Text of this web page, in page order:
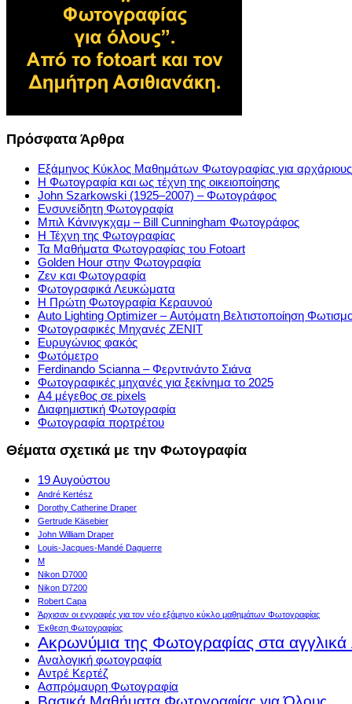
Πρόσφατα Άρθρα
Εξάμηνος Κύκλος Μαθημάτων Φωτογραφίας για αρχάριους
Η Φωτογραφία και ως τέχνη της οικειοποίησης
John Szarkowski (1925–2007) – Φωτογράφος
Ενσυνείδητη Φωτογραφία
Μπιλ Κάνινγκχαμ – Bill Cunningham Φωτογράφος
Η Τέχνη της Φωτογραφίας
Τα Μαθήματα Φωτογραφίας του Fotoart
Golden Hour στην Φωτογραφία
Ζεν και Φωτογραφία
Φωτογραφικά Λευκώματα
Η Πρώτη Φωτογραφία Κεραυνού
Auto Lighting Optimizer – Αυτόματη Βελτιστοποίηση
Φωτογραφικές Μηχανές ZENIT
Ευρυγώνιος φακός
Φωτόμετρο
Ferdinando Scianna – Φερντινάντο Σιάνα
Φωτογραφικές μηχανές για ξεκίνημα το 2025
Α4 μέγεθος σε pixels
Διαφημιστική Φωτογραφία
Φωτογραφία πορτρέτου
Θέματα σχετικά με την Φωτογραφία
19 Αυγούστου
André Kertész
Dorothy Catherine Draper
Gertrude Käsebier
John William Draper
Louis-Jacques-Mandé Daguerre
M
Nikon D7000
Nikon D7200
Robert Capa
Άρχισαν οι εγγραφές για τον νέο εξάμηνο κύκλο μαθημάτων Φωτογραφίας
Έκθεση Φωτογραφίας
Ακρωνύμια της Φωτογραφίας στα αγγλικά
Αναλογική φωτογραφία
Αντρέ Κερτέζ
Ασπρόμαυρη Φωτογραφία